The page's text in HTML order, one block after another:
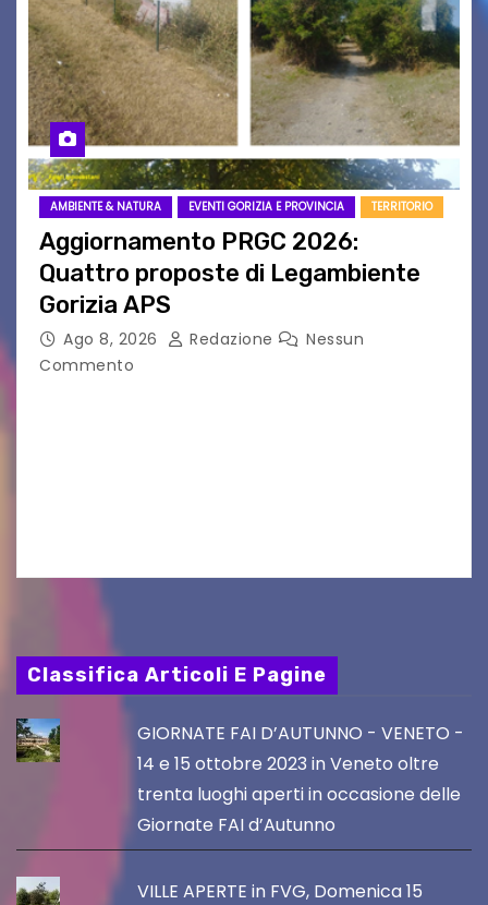
AMBIENTE & NATURA EVENTI GORIZIA E PROVINCIA TERRITORIO
Aggiornamento PRGC 2026:
Quattro proposte di Legambiente
Gorizia APS
Ago 8, 2026 Redazione
Nessun
Commento
Classifica Articoli E Pagine
GIORNATE FAI D’AUTUNNO - VENETO -
14 e 15 ottobre 2023 in Veneto oltre
trenta luoghi aperti in occasione delle
Giornate FAI d’Autunno
VILLE APERTE in FVG, Domenica 15